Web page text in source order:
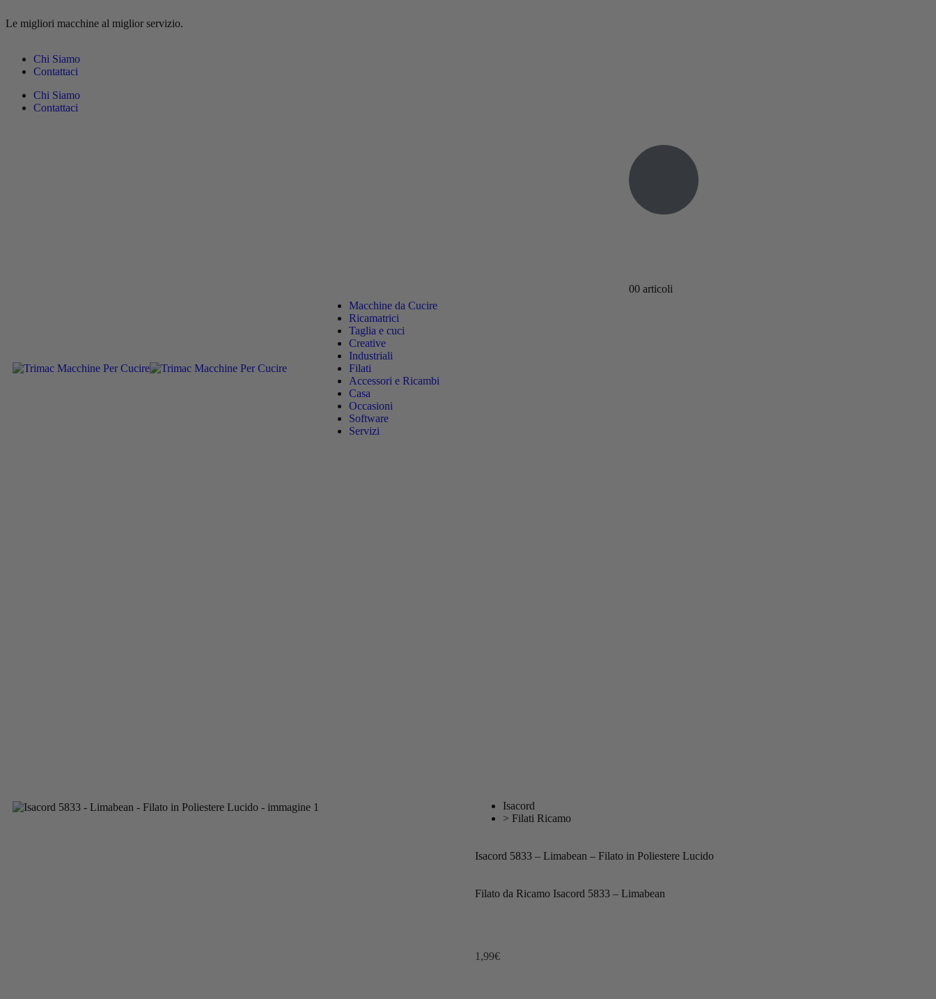
Le migliori macchine al miglior servizio.
Chi Siamo
Contattaci
Chi Siamo
Contattaci
Macchine da Cucire
Ricamatrici
Taglia e cuci
Creative
Industriali
Filati
Accessori e Ricambi
Casa
Occasioni
Software
Servizi
00 articoli
Isacord
> Filati Ricamo
Isacord 5833 – Limabean – Filato in Poliestere Lucido
Filato da Ricamo Isacord 5833 – Limabean
1,99€